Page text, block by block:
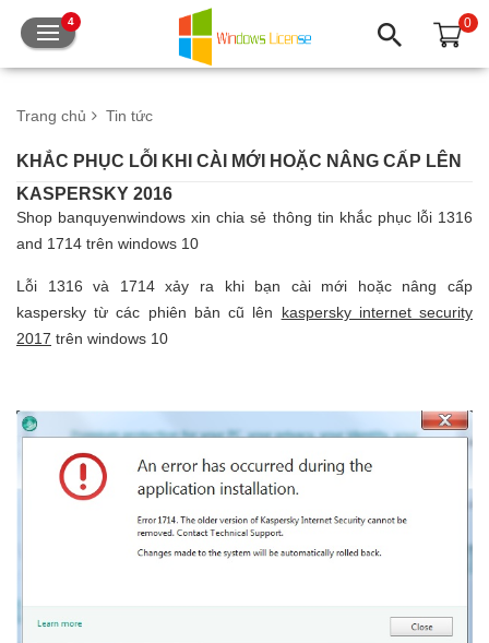
4 0
Trang chủ Tin tức
KHẮC PHỤC LỖI KHI CÀI MỚI HOẶC NÂNG CẤP LÊN
KASPERSKY 2016
Shop banquyenwindows xin chia sẻ thông tin khắc phục lỗi 1316
and 1714 trên windows 10
Lỗi 1316 và 1714 xảy ra khi bạn cài mới hoặc nâng cấp
kaspersky từ các phiên bản cũ lên kaspersky internet security
2017 trên windows 10